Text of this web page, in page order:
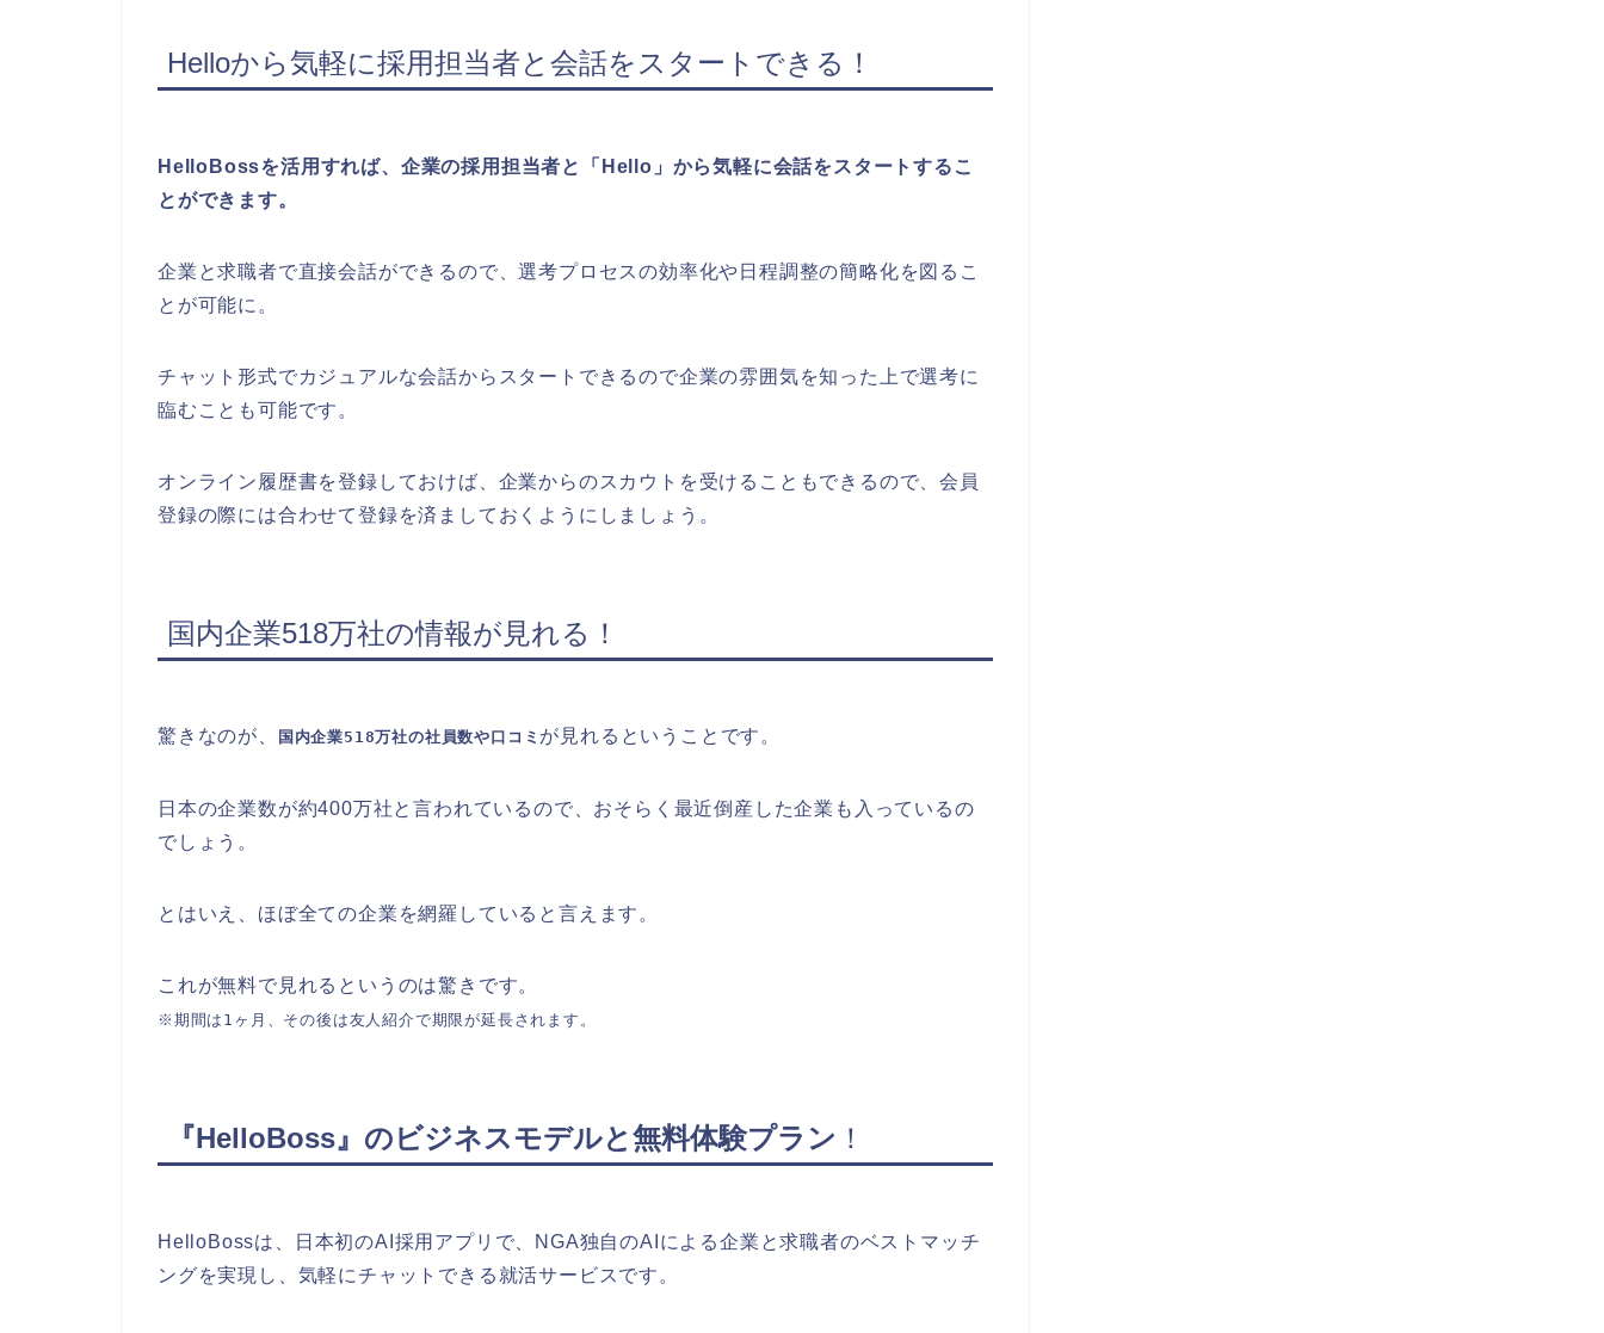
Helloから気軽に採用担当者と会話をスタートできる！
HelloBossを活用すれば、企業の採用担当者と「Hello」から気軽に会話をスタートするこ
とができます。
企業と求職者で直接会話ができるので、選考プロセスの効率化や日程調整の簡略化を図るこ
とが可能に。
チャット形式でカジュアルな会話からスタートできるので企業の雰囲気を知った上で選考に
臨むことも可能です。
オンライン履歴書を登録しておけば、企業からのスカウトを受けることもできるので、会員
登録の際には合わせて登録を済ましておくようにしましょう。
国内企業518万社の情報が見れる！
驚きなのが、 国内企業518万社の社員数や口コミ が見れるということです。
日本の企業数が約400万社と言われているので、おそらく最近倒産した企業も入っているの
でしょう。
とはいえ、ほぼ全ての企業を網羅していると言えます。
これが無料で見れるというのは驚きです。
※期間は1ヶ月、その後は友人紹介で期限が延長されます。
『HelloBoss』のビジネスモデルと無料体験プラン ！
HelloBossは、​日本初のAI採用アプリで、​NGA独自のAIによる企業と求職者のベストマッチ
ングを実現し、​気軽にチャットできる就活サービスです。